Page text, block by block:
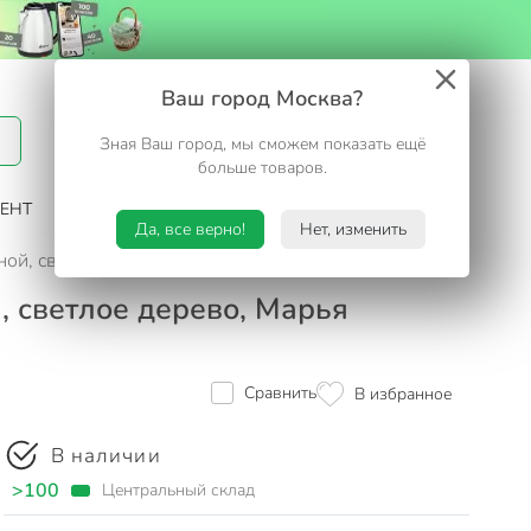
Ваш город Москва?
Зная Ваш город, мы сможем показать ещё
больше товаров.
Да, все верно! Нет, изменить
Корзина
САД И ОГОРОД ТУРИЗМ. ОТДЫХ НА ДАЧЕ
светлое дерево, Марья Искусница, N-LH002-3
дерево, Марья
Сравнить В избранное
В наличии
>100 Центральный склад